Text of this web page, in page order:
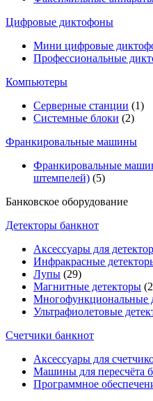
Цифровые диктофоны
Мини цифровые
Профессиональные
Компьютеры
Серверные станции (1)
Системные блоки (2)
Франкировальные машины
Франкировальные
штемпелей) (5)
Банковское оборудование
Детекторы банкнот
Аксессуары для
Инфракрасные
Лупы (29)
Магнитные детекторы
Многофункциональные
Ультрафиолетовые
Счетчики банкнот
Аксессуары для
Машины для пересчёта
Программное